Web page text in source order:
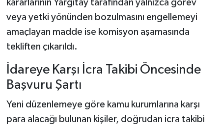
kararlarının Yargıtay tarafından yalnızca görev
veya yetki yönünden bozulmasını engellemeyi
amaçlayan madde ise komisyon aşamasında
tekliften çıkarıldı.
İdareye Karşı İcra Takibi Öncesinde
Başvuru Şartı
Yeni düzenlemeye göre kamu kurumlarına karşı
para alacağı bulunan kişiler, doğrudan icra takibi